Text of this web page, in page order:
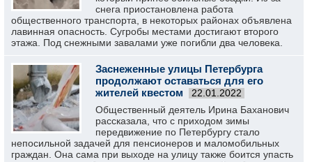
снега приостановлена работа
общественного транспорта, в некоторых районах объявлена
лавинная опасность. Сугробы местами достигают второго
этажа. Под снежными завалами уже погибли два человека.
Заснеженные улицы Петербурга
продолжают оставаться для его
жителей квестом
22.01.2022
Общественный деятель Ирина Баханович
рассказала, что с приходом зимы
передвижение по Петербургу стало
непосильной задачей для пенсионеров и маломобильных
граждан. Она сама при выходе на улицу также боится упасть